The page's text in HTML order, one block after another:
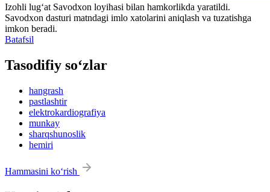
Izohli lugʻat Savodxon loyihasi bilan hamkorlikda yaratildi.
Savodxon dasturi matndagi imlo xatolarini aniqlash va tuzatishga
imkon beradi.
Batafsil
Tasodifiy so‘zlar
hangrash
pastlashtir
elektrokardiografiya
munkay
sharqshunoslik
hemiri
Hammasini ko‘rish